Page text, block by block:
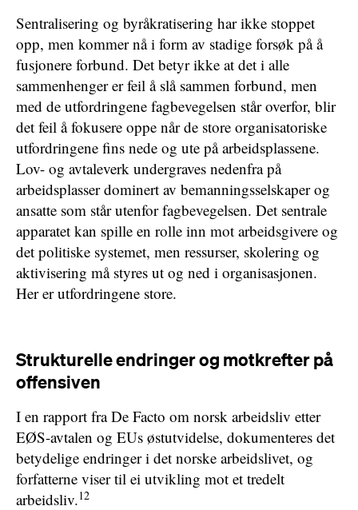
Sentralisering og byråkratisering har ikke stoppet
opp, men kommer nå i form av stadige forsøk på å
fusjonere forbund. Det betyr ikke at det i alle
sammenhenger er feil å slå sammen forbund, men
med de utfordringene fagbevegelsen står overfor, blir
det feil å fokusere oppe når de store organisatoriske
utfordringene fins nede og ute på arbeidsplassene.
Lov- og avtaleverk undergraves nedenfra på
arbeidsplasser dominert av bemanningsselskaper og
ansatte som står utenfor fagbevegelsen. Det sentrale
apparatet kan spille en rolle inn mot arbeidsgivere og
det politiske systemet, men ressurser, skolering og
aktivisering må styres ut og ned i organisasjonen.
Her er utfordringene store.
Strukturelle endringer og motkrefter på
offensiven
I en rapport fra De Facto om norsk arbeidsliv etter
EØS-avtalen og EUs østutvidelse, dokumenteres det
betydelige endringer i det norske arbeidslivet, og
forfatterne viser til ei utvikling mot et tredelt
arbeidsliv.12